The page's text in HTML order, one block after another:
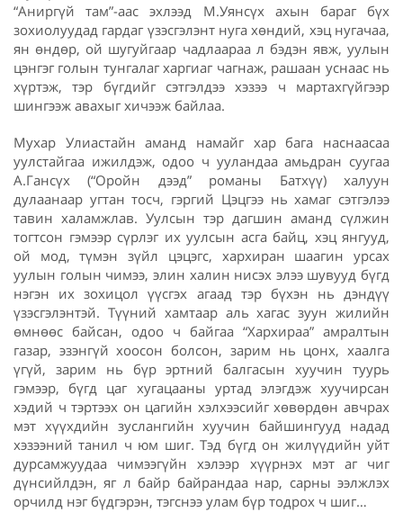
“Аниргүй там”-аас эхлээд М.Уянсүх ахын бараг бүх
зохиолуудад гардаг үзэсгэлэнт нуга хөндий, хэц нугачаа,
ян өндөр, ой шугуйгаар чадлаараа л бэдэн явж, уулын
цэнгэг голын тунгалаг харгиаг чагнаж, рашаан уснаас нь
хүртэж, тэр бүгдийг сэтгэлдээ хэзээ ч мартахгүйгээр
шингээж авахыг хичээж байлаа.
Мухар Улиастайн аманд намайг хар бага наснаасаа
уулстайгаа ижилдэж, одоо ч ууландаа амьдран суугаа
А.Гансүх (“Оройн дээд” романы Батхүү) халуун
дулаанаар угтан тосч, гэргий Цэцгээ нь хамаг сэтгэлээ
тавин халамжлав. Уулсын тэр дагшин аманд сүлжин
тогтсон гэмээр сүрлэг их уулсын асга байц, хэц янгууд,
ой мод, түмэн зүйл цэцэгс, хархиран шаагин урсах
уулын голын чимээ, элин халин нисэх элээ шувууд бүгд
нэгэн их зохицол үүсгэх агаад тэр бүхэн нь дэндүү
үзэсгэлэнтэй. Түүний хамтаар аль хагас зуун жилийн
өмнөөс байсан, одоо ч байгаа “Хархираа” амралтын
газар, эзэнгүй хоосон болсон, зарим нь цонх, хаалга
үгүй, зарим нь бүр эртний балгасын хуучин туурь
гэмээр, бүгд цаг хугацааны уртад элэгдэж хуучирсан
хэдий ч тэртээх он цагийн хэлхээсийг хөвөрдөн авчрах
мэт хүүхдийн зуслангийн хуучин байшингууд надад
хэзээний танил ч юм шиг. Тэд бүгд он жилүүдийн уйт
дурсамжуудаа чимээгүйн хэлээр хүүрнэх мэт аг чиг
дүнсийлдэн, яг л байр байрандаа нар, сарны ээлжлэх
орчилд нэг бүдгэрэн, тэгснээ улам бүр тодрох ч шиг…